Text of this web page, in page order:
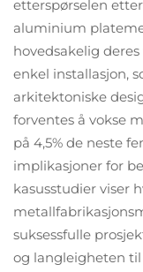
etterspørselen
aluminium
hovedsakelig
enkel installasjon,
arkitektoniske
forventes å vokse
på 4,5% de neste
implikasjoner for
kasusstudier viser
suksessfulle
og langleigheten